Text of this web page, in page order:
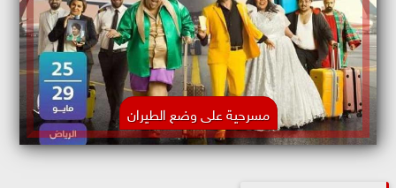
مسرحية على وضع الطيران